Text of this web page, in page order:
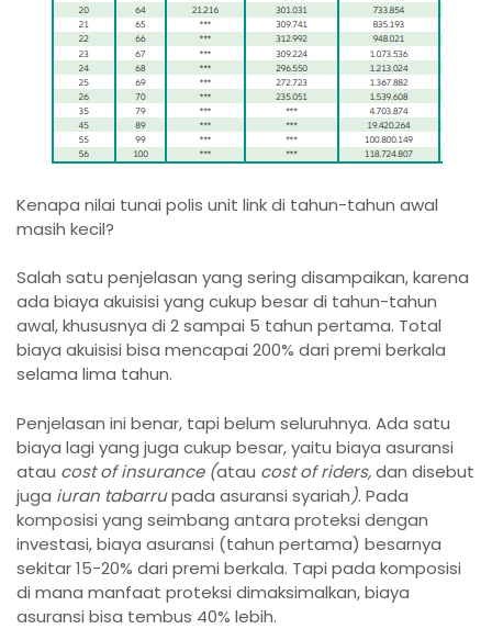
Kenapa nilai tunai polis unit link di tahun-tahun awal
masih kecil?
Salah satu penjelasan yang sering disampaikan, karena
ada biaya akuisisi yang cukup besar di tahun-tahun
awal, khususnya di 2 sampai 5 tahun pertama. Total
biaya akuisisi bisa mencapai 200% dari premi berkala
selama lima tahun.
Penjelasan ini benar, tapi belum seluruhnya. Ada satu
biaya lagi yang juga cukup besar, yaitu biaya asuransi
atau cost of insurance (atau cost of riders,dan disebut
juga iuran tabarrupada asuransi syariah). Pada
komposisi yang seimbang antara proteksi dengan
investasi, biaya asuransi (tahun pertama) besarnya
sekitar 15-20% dari premi berkala. Tapi pada komposisi
di mana manfaat proteksi dimaksimalkan, biaya
asuransi bisa tembus 40% lebih.